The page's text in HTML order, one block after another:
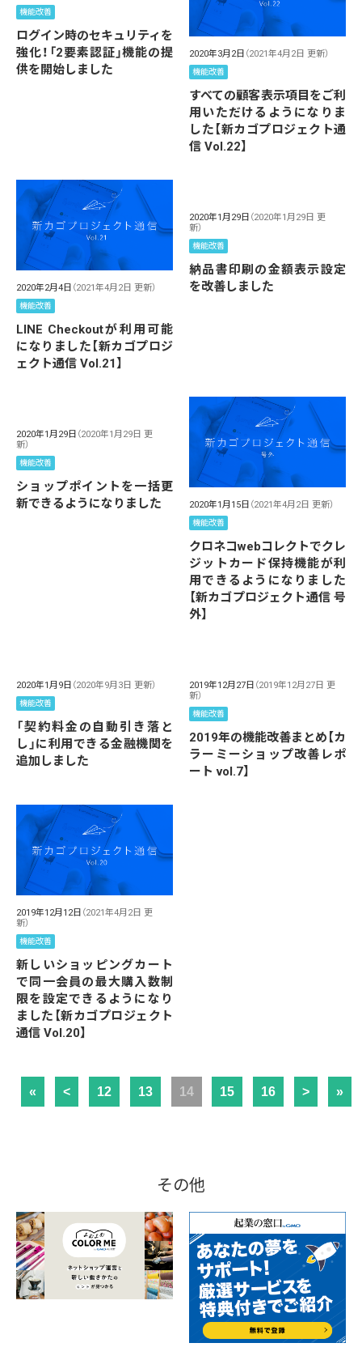
機能改善
ログイン時のセキュリティを
強化！「2要素認証」機能の提
供を開始しました
2020年3月2日 （2021年4月2日 更新）
機能改善
すべての顧客表示項目をご利
用いただけるようになりま
した【新カゴプロジェクト通
信 Vol.22】
2020年2月4日 （2021年4月2日 更新）
機能改善
LINE Checkoutが利用可能
になりました【新カゴプロジ
ェクト通信 Vol.21】
2020年1月29日 （2020年1月29日 更
新）
機能改善
納品書印刷の金額表示設定
を改善しました
2020年1月29日 （2020年1月29日 更
新）
機能改善
ショップポイントを一括更
新できるようになりました
2020年1月15日 （2021年4月2日 更新）
機能改善
クロネコwebコレクトでクレ
ジットカード保持機能が利
用できるようになりました
【新カゴプロジェクト通信 号
外】
2020年1月9日 （2020年9月3日 更新）
機能改善
「契約料金の自動引き落と
し」に利用できる金融機関を
追加しました
2019年12月27日 （2019年12月27日 更
新）
機能改善
2019年の機能改善まとめ【カ
ラーミーショップ改善レポ
ート vol.7】
2019年12月12日 （2021年4月2日 更
新）
機能改善
新しいショッピングカート
で同一会員の最大購入数制
限を設定できるようになり
ました【新カゴプロジェクト
通信 Vol.20】
« < 12 13 14 15 16 > »
その他